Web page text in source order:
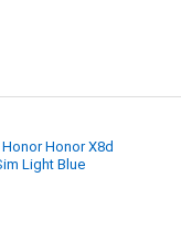
Honor X8d
Light Blue